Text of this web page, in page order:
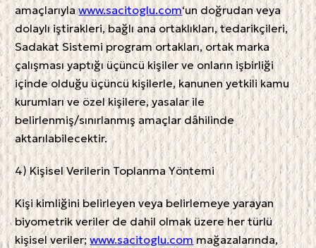
amaçlarıylawww.sacitoglu.com‘un doğrudan veya
dolaylı iştirakleri, bağlı ana ortaklıkları, tedarikçileri,
Sadakat Sistemi program ortakları, ortak marka
çalışması yaptığı üçüncü kişiler ve onların işbirliği
içinde olduğu üçüncü kişilerle, kanunen yetkili kamu
kurumları ve özel kişilere, yasalar ile
belirlenmiş/sınırlanmış amaçlar dâhilinde
aktarılabilecektir.
4) Kişisel Verilerin Toplanma Yöntemi
Kişi kimliğini belirleyen veya belirlemeye yarayan
biyometrik veriler de dahil olmak üzere her türlü
kişisel veriler;www.sacitoglu.com mağazalarında,